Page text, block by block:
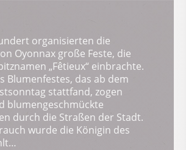
organisierten die
Oyonnax große Feste, die
„Fêtieux“ einbrachte.
Blumenfestes, das ab dem
stattfand, zogen
blumengeschmückte
durch die Straßen der Stadt.
wurde die Königin des